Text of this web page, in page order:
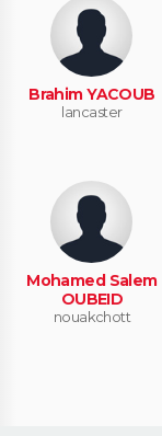
Brahim YACOUB
lancaster
Mohamed Salem
OUBEID
nouakchott